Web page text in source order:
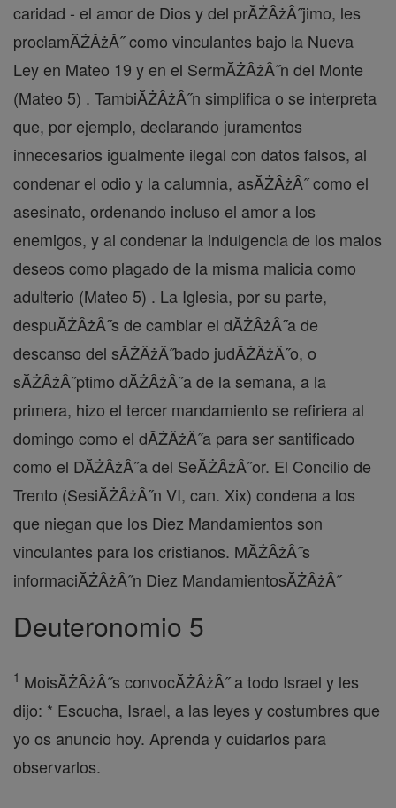
caridad - el amor de Dios y del prĂŻÂżÂ˝jimo, les
proclamĂŻÂżÂ˝ como vinculantes bajo la Nueva
Ley en Mateo 19 y en el SermĂŻÂżÂ˝n del Monte
(Mateo 5) . TambiĂŻÂżÂ˝n simplifica o se interpreta
que, por ejemplo, declarando juramentos
innecesarios igualmente ilegal con datos falsos, al
condenar el odio y la calumnia, asĂŻÂżÂ˝ como el
asesinato, ordenando incluso el amor a los
enemigos, y al condenar la indulgencia de los malos
deseos como plagado de la misma malicia como
adulterio (Mateo 5) . La Iglesia, por su parte,
despuĂŻÂżÂ˝s de cambiar el dĂŻÂżÂ˝a de
descanso del sĂŻÂżÂ˝bado judĂŻÂżÂ˝o, o
sĂŻÂżÂ˝ptimo dĂŻÂżÂ˝a de la semana, a la
primera, hizo el tercer mandamiento se refiriera al
domingo como el dĂŻÂżÂ˝a para ser santificado
como el DĂŻÂżÂ˝a del SeĂŻÂżÂ˝or. El Concilio de
Trento (SesiĂŻÂżÂ˝n VI, can. Xix) condena a los
que niegan que los Diez Mandamientos son
vinculantes para los cristianos. MĂŻÂżÂ˝s
informaciĂŻÂżÂ˝n Diez MandamientosĂŻÂżÂ˝
Deuteronomio 5
1 MoisĂŻÂżÂ˝s convocĂŻÂżÂ˝ a todo Israel y les
dijo: * Escucha, Israel, a las leyes y costumbres que
yo os anuncio hoy. Aprenda y cuidarlos para
observarlos.